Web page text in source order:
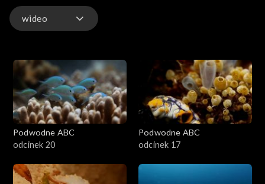
wideo
Podwodne ABC
odcinek 20
Podwodne ABC
odcinek 17